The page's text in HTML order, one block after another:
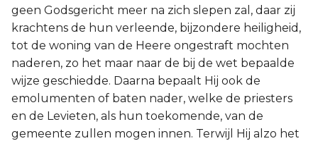
Éfeze
Filippenzen
Kolossenzen
1 Thessalonicenzen
geen Godsgericht meer na zich slepen zal, daar zij
krachtens de hun verleende, bijzondere heiligheid,
tot de woning van de Heere ongestraft mochten
naderen, zo het maar naar de bij de wet bepaalde
wijze geschiedde. Daarna bepaalt Hij ook de
emolumenten of baten nader, welke de priesters
en de Levieten, als hun toekomende, van de
gemeente zullen mogen innen. Terwijl Hij alzo het